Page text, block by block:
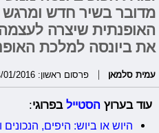
מדובר בשיר חדש
את ביונסה למלכת
עמית סלמאן פרסום ראשון: 24/01/2016, 11:04
עוד בערוץ הסטיילבפרוגי:
היוש או ביוש: היפים,